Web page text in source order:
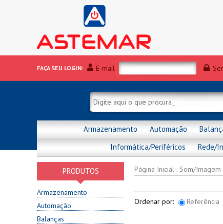
FAÇA SEU LOGIN: E-mail
Armazenamento Automação
Informática/Periféricos
Rede/
PRODUTOS
Armazenamento
Automação
Balanças
Página Inicial : Som/Imagem
Ordenar por: Referência